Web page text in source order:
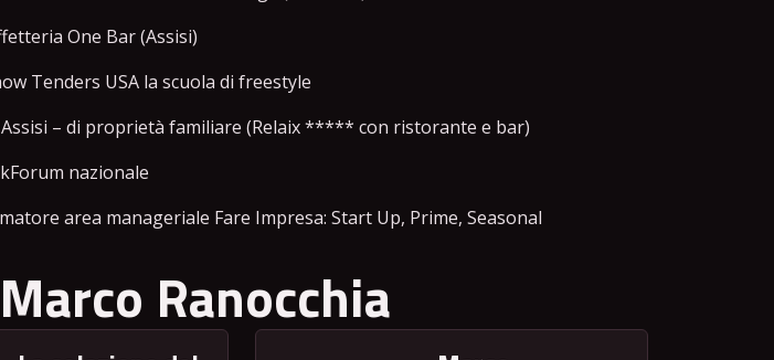
One Bar (Assisi)
Tenders USA la scuola di freestyle
– di proprietà familiare (Relaix ***** con ristorante e bar)
nazionale
area manageriale Fare Impresa: Start Up, Prime, Seasonal
Ranocchia